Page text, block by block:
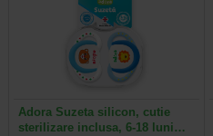
Adora Suzeta silicon, cutie
sterilizare inclusa, 6-18 luni…